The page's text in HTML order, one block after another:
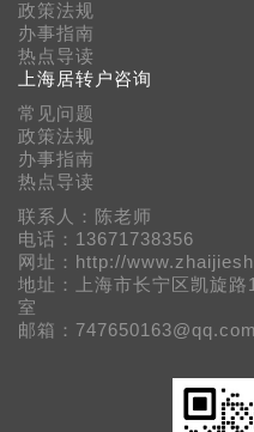
政策法规
办事指南
热点导读
上海居转户咨询
常见问题
政策法规
办事指南
热点导读
联系人：陈老师
电话：13671738356
网址：http://
地址：上海市长宁区凯旋
室
邮箱：747650163@qq.com